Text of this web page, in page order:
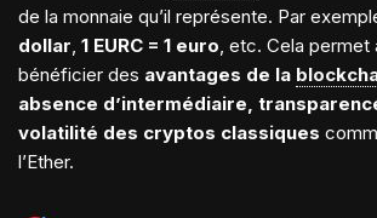
de la monnaie qu’il représente. Par
dollar, 1 EURC = 1 euro, etc. Cela permet
bénéficier des avantages de la
absence d’intermédiaire,
volatilité des cryptos classiques
l’Ether.